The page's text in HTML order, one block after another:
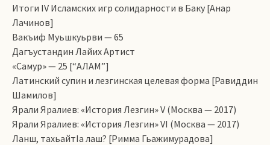
Итоги IV Исламских игр солидарности в Баку [Анар
Лачинов]
Вакъиф Муьшкуьрви — 65
Дагъустандин Лайих Артист
«Самур» — 25 [“АЛАМ”]
Латинский супин и лезгинская целевая форма [Равиддин
Шамилов]
Ярали Яралиев: «История Лезгин» V (Москва — 2017)
Ярали Яралиев: «История Лезгин» VI (Москва — 2017)
Ланш, тахьайтIа лаш? [Римма Гьажимурадова]